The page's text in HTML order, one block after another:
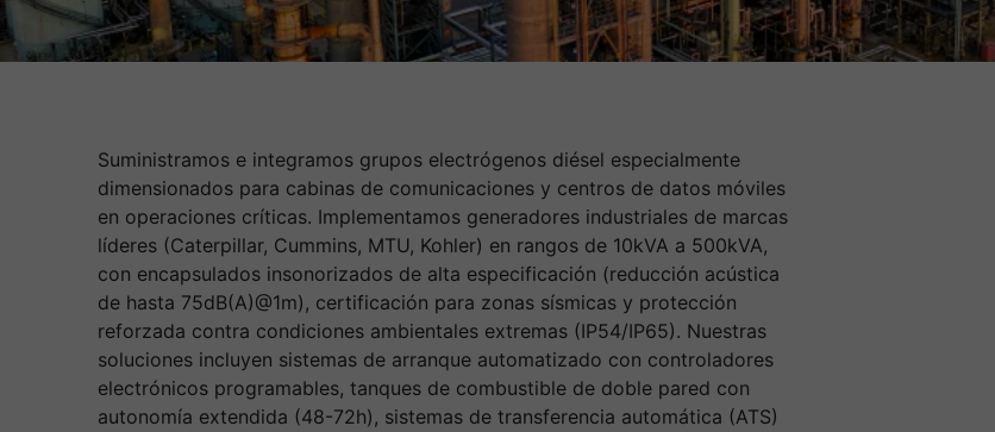
Suministramos e integramos grupos electrógenos diésel especialmente
dimensionados para cabinas de comunicaciones y centros de datos móviles
en operaciones críticas. Implementamos generadores industriales de marcas
líderes (Caterpillar, Cummins, MTU, Kohler) en rangos de 10kVA a 500kVA,
con encapsulados insonorizados de alta especificación (reducción acústica
de hasta 75dB(A)@1m), certificación para zonas sísmicas y protección
reforzada contra condiciones ambientales extremas (IP54/IP65). Nuestras
soluciones incluyen sistemas de arranque automatizado con controladores
electrónicos programables, tanques de combustible de doble pared con
autonomía extendida (48-72h), sistemas de transferencia automática (ATS)